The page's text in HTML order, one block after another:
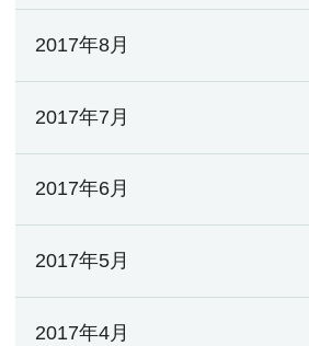
2017年8月
2017年7月
2017年6月
2017年5月
2017年4月